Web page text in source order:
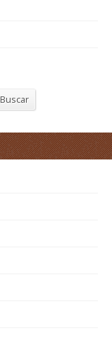
Buscar